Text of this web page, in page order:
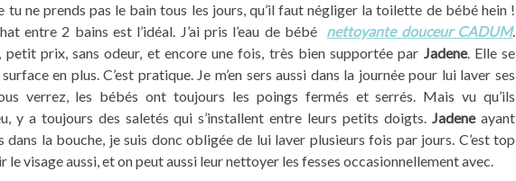
tu ne prends pas le bain tous les jours, qu’il faut négliger la toilette de bébé hein !
entre 2 bains est l’idéal. J’ai pris l’eau de bébé nettoyante douceur CADUM.
petit prix, sans odeur, et encore une fois, très bien supportée par Jadene. Elle se
en plus. C’est pratique. Je m’en sers aussi dans la journée pour lui laver ses
verrez, les bébés ont toujours les poings fermés et serrés. Mais vu qu’ils
y a toujours des saletés qui s’installent entre leurs petits doigts.Jadeneayant
dans la bouche, je suis donc obligée de lui laver plusieurs fois par jours. C’est top
le visage aussi, et on peut aussi leur nettoyer les fesses occasionnellement avec.